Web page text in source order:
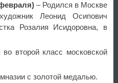
– Родился в Москве
Леонид Осипович
Розалия Исидоровна, в
второй класс московской
с золотой медалью.